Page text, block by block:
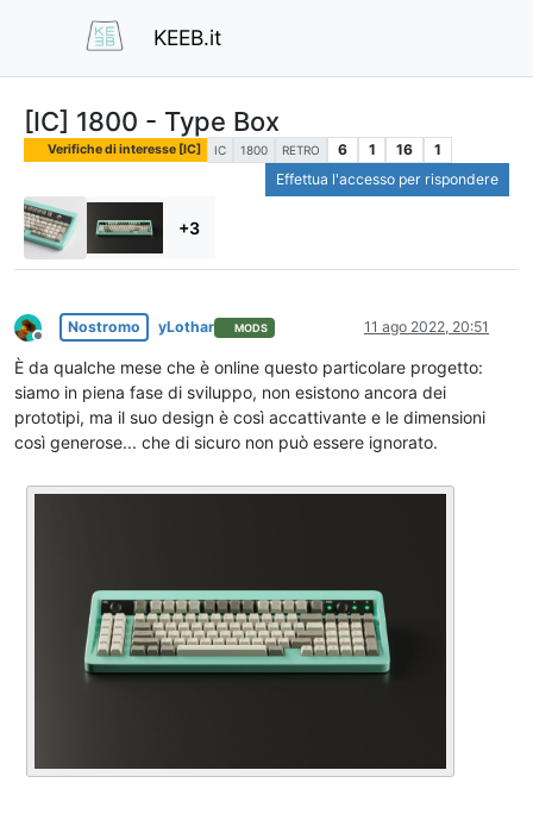
KEEB.it
[IC] 1800 - Type Box
Verifiche di interesse [IC] IC 1800 RETRO 6 1 16
1
Effettua l'accesso per rispondere
+3
Non in linea
Nostromo yLothar MODS 11 ago 2022, 20:51
È da qualche mese che è online questo particolare progetto:
siamo in piena fase di sviluppo, non esistono ancora dei
prototipi, ma il suo design è così accattivante e le dimensioni
così generose... che di sicuro non può essere ignorato.